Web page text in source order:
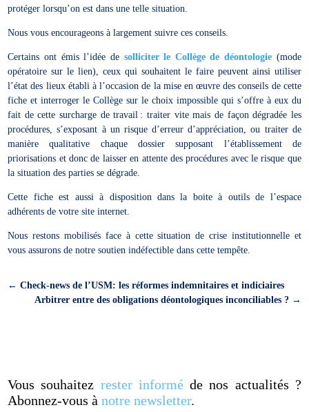
protéger lorsqu’on est dans une telle situation.
Nous vous encourageons à largement suivre ces conseils.
Certains ont émis l’idée de solliciter le Collège de déontologie (mode
opératoire sur le lien), ceux qui souhaitent le faire peuvent ainsi utiliser
l’état des lieux établi à l’occasion de la mise en œuvre des conseils de cette
fiche et interroger le Collège sur le choix impossible qui s’offre à eux du
fait de cette surcharge de travail : traiter vite mais de façon dégradée les
procédures, s’exposant à un risque d’erreur d’appréciation, ou traiter de
manière qualitative chaque dossier supposant l’établissement de
priorisations et donc de laisser en attente des procédures avec le risque que
la situation des parties se dégrade.
Cette fiche est aussi à disposition dans la boite à outils de l’espace
adhérents de votre site internet.
Nous restons mobilisés face à cette situation de crise institutionnelle et
vous assurons de notre soutien indéfectible dans cette tempête.
←Check-news de l’USM: les réformes indemnitaires et indiciaires
Arbitrer entre des obligations déontologiques inconciliables ?→
Vous souhaitez rester informéde nos actualités ?
Abonnez-vous ànotre newsletter.